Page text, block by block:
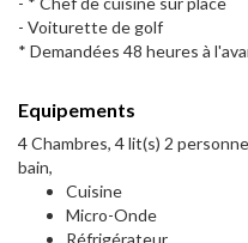
- Voiturette de golf
* Demandées 48 heures à
Equipements
4 Chambres, 4 lit(s) 2
bain,
Cuisine
Micro-Onde